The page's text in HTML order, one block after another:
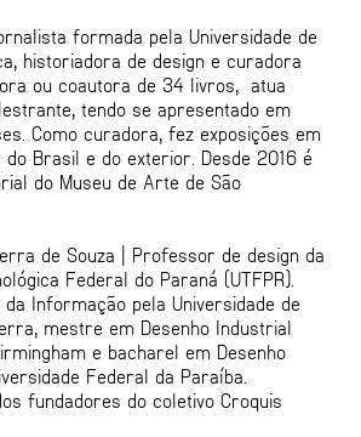
formada pela Universidade de
historiadora de design e curadora
ou coautora de 34 livros, atua
tendo se apresentado em
Como curadora, fez exposições em
Brasil e do exterior. Desde 2016 é
do Museu de Arte de São
de Souza | Professor de design da
Federal do Paraná (UTFPR).
da Informação pela Universidade de
mestre em Desenho Industrial
e bacharel em Desenho
Federal da Paraíba.
fundadores do coletivo Croquis